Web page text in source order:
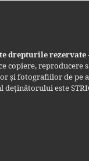
drepturile rezervate
copiere, reproducere
și fotografiilor de pe
deținătorului este